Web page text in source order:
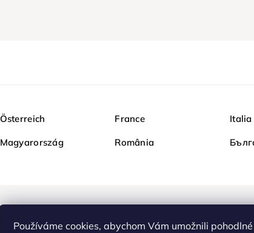
Používáme cookies, abychom Vám umožnili
Österreich France Italia
Magyarország România